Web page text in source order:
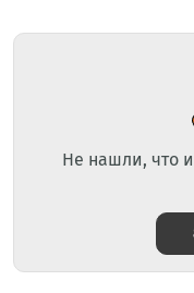
Не нашли, что